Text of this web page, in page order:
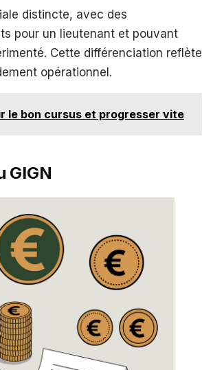
distincte, avec des
pour un lieutenant et pouvant
Cette différenciation reflète
opérationnel.
le bon cursus et progresser vite
GIGN